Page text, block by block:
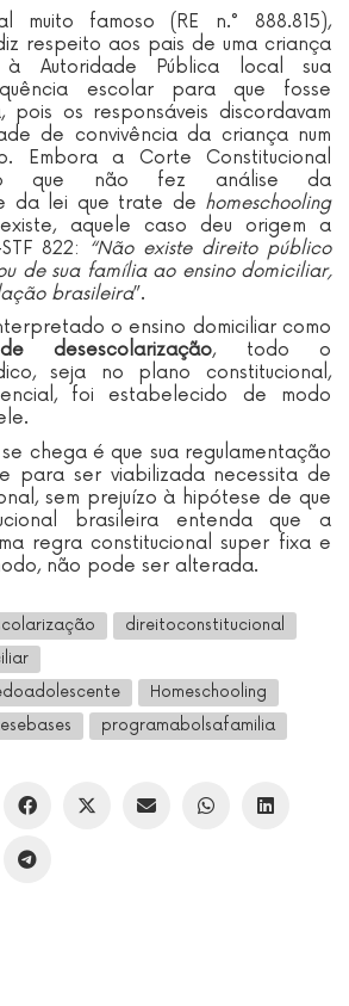
muito famoso (RE n.° 888.815),
respeito aos pais de uma criança
à Autoridade Pública local sua
escolar para que fosse
pois os responsáveis discordavam
de convivência da criança num
Embora a Corte Constitucional
que não fez análise da
da lei que trate de homeschooling
aquele caso deu origem a
822:
“Não existe direito público
de sua família ao ensino domiciliar,
brasileira”.
o ensino domiciliar como
desescolarização, todo o
seja no plano constitucional,
foi estabelecido de modo
chega é que sua regulamentação
para ser viabilizada necessita de
sem prejuízo à hipótese de que
brasileira entenda que a
regra constitucional super fixa e
não pode ser alterada.
direitoconstitucional
Homeschooling
programabolsafamilia